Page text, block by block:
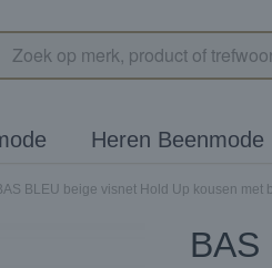
Heren Beenmode
BLEU beige visnet Hold Up kousen met
BAS